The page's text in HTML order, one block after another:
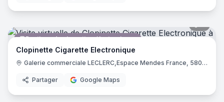
Boutique de cigarettes électroniques
Clopinette Cigarette Electronique
Galerie commerciale LECLERC,Espace Mendes France, 580 Avenue de Paris, 79000 Niort
Partager Google Maps